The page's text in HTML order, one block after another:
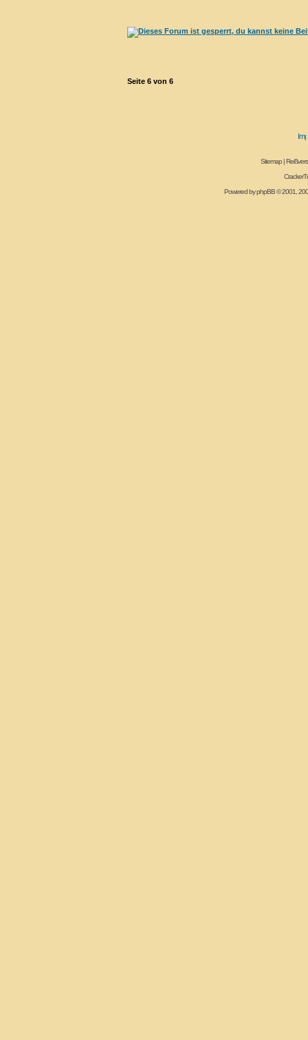
Seite 6 von 6
Sitemap|
Powered byphpBB© 2001,